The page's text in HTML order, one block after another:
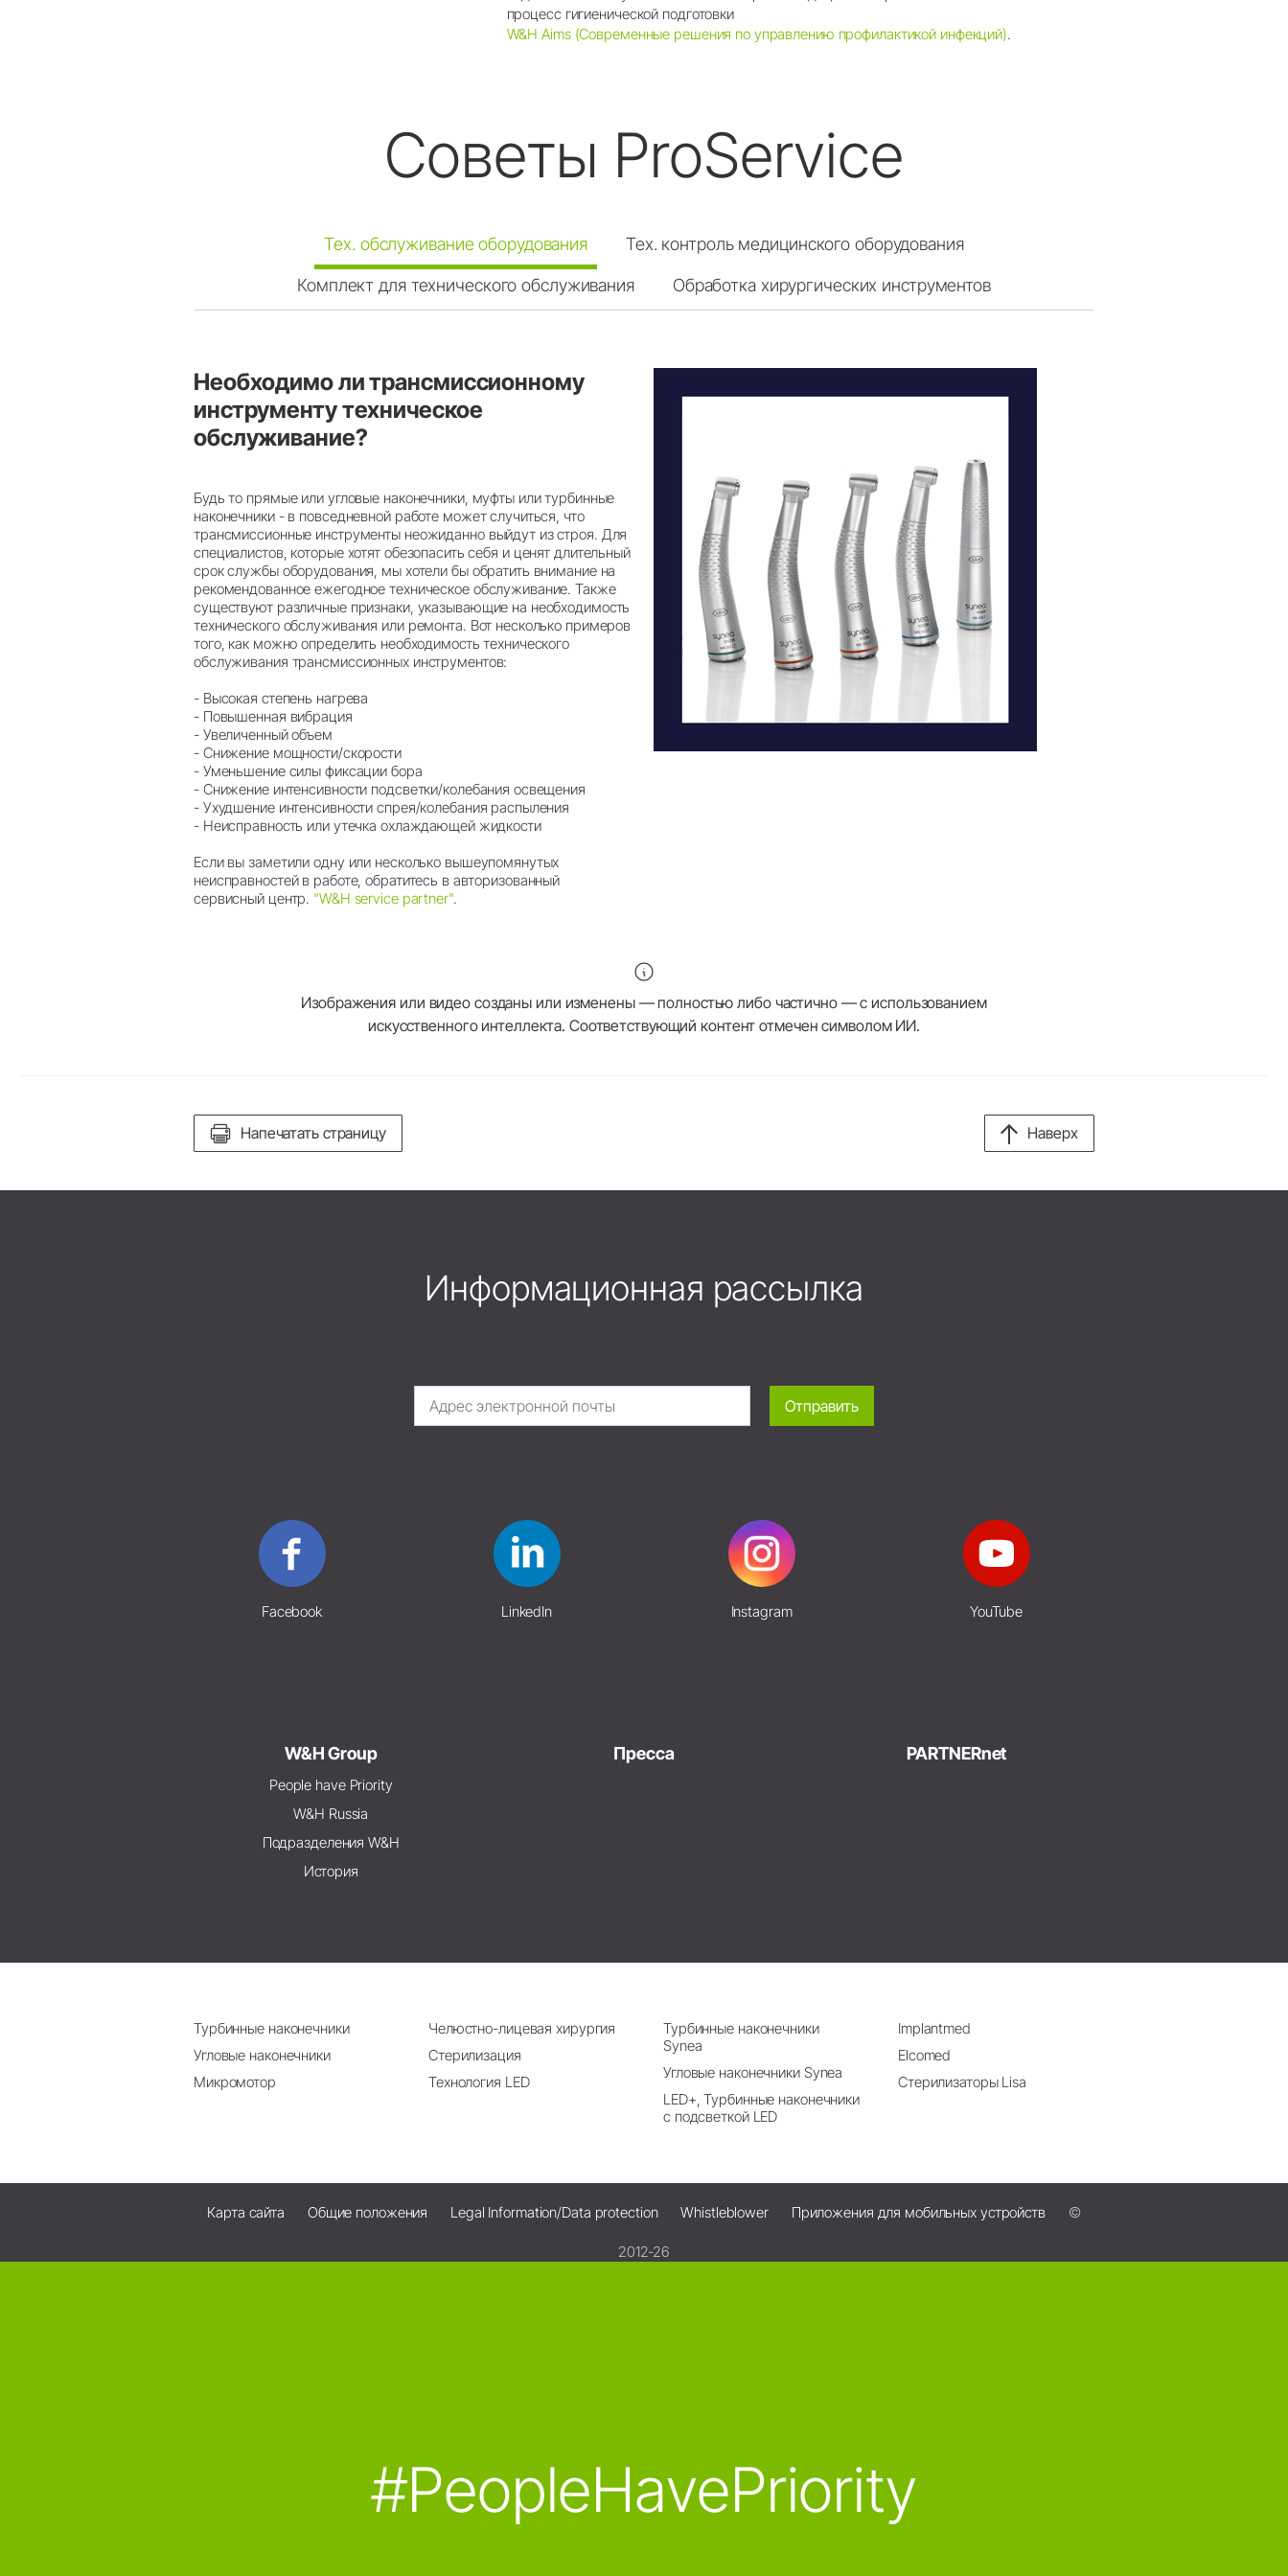
процесс гигиенической подготовки
W&H Aims (Современные решения по управлению профилактикой инфекций).
Советы ProService
Тех. обслуживание оборудования Тех. контроль медицинского оборудования
Комплект для технического обслуживания Обработка хирургических инструментов
Необходимо ли трансмиссионному
инструменту техническое
обслуживание?
Будь то прямые или угловые наконечники, муфты или турбинные
наконечники - в повседневной работе может случиться, что
трансмиссионные инструменты неожиданно выйдут из строя. Для
специалистов, которые хотят обезопасить себя и ценят длительный
срок службы оборудования, мы хотели бы обратить внимание на
рекомендованное ежегодное техническое обслуживание. Также
существуют различные признаки, указывающие на необходимость
технического обслуживания или ремонта. Вот несколько примеров
того, как можно определить необходимость технического
обслуживания трансмиссионных инструментов:
- Высокая степень нагрева
- Повышенная вибрация
- Увеличенный объем
- Снижение мощности/скорости
- Уменьшение силы фиксации бора
- Снижение интенсивности подсветки/колебания освещения
- Ухудшение интенсивности спрея/колебания распыления
- Неисправность или утечка охлаждающей жидкости
Если вы заметили одну или несколько вышеупомянутых
неисправностей в работе, обратитесь в авторизованный
сервисный центр. "W&H service partner".
Изображения или видео созданы или изменены — полностью либо частично — с использованием
искусственного интеллекта. Соответствующий контент отмечен символом ИИ.
Напечатать страницу Наверх
Информационная рассылка
Отправить
Facebook LinkedIn Instagram YouTube
W&H Group
People have Priority
W&H Russia
Подразделения W&H
История
Пресса PARTNERnet
Турбинные наконечники
Угловые наконечники
Микромотор
Челюстно-лицевая хирургия
Стерилизация
Технология LED
Турбинные наконечники
Synea
Угловые наконечники Synea
LED+, Турбинные наконечники
с подсветкой LED
Implantmed
Elcomed
Стерилизаторы Lisa
Карта сайта Общие положения Legal Information/Data protection Whistleblower Приложения для мобильных устройств ©
2012-26
#PeopleHavePriority